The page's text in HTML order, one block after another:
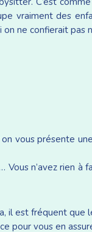
vraiment des
ne confierait pas
on vous présente
n’avez rien à
il est fréquent que
pour vous en